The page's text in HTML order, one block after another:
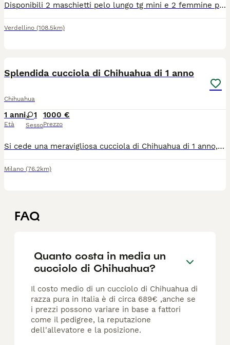
Disponibili 2 maschietti pelo lungo tg mini e 2 femmine pelo lungo tg toy verranno consegnati completi di ciclo vermifugo trattamento antiparassitario vaccino microchip certificato medico libretto sanitario iscrizione anagrafe canina passaggio di proprietà kit cucciolo genitori visibili abituati alla traversa e ben socializzati solo persone responsabili siamo in provincia di Bergamo solo contatti telefonici 3491350788
Verdellino (108.5km)
Splendida cucciola di Chihuahua di 1 anno
Chihuahua
1 anni
Età
1
Sesso
1000 €
Prezzo
Si cede una meravigliosa cucciola di Chihuahua di 1 anno, l'età ideale per chi desidera un cagnolino già autonomo ma ancora giovanissimo, vivace e pronto a legarsi profondamente a una nuova figura di riferimento. Questa piccola è un vero concentrato di dolcezza e simpatia: ha un carattere splendido, molto affettuoso e socievole, adora la compagnia e si adatta perfettamente alla vita in appartamento, rivelandosi la compagna di vita ideale. La cucciola è in ottima salute, regolarmente microchippata, vaccinata e completa di tutti i documenti sanitari in regola. Ci teniamo a specificare che, date le sue dimensioni particolarmente ridotte, non è assolutamente una cagnolina adatta alla riproduzione. Per questo motivo, non verrà presa in considerazione alcuna richiesta da parte di allevatori: la piccola non è una fattrice. La vendita è rivolta esclusivamente a famiglie amorevoli che desiderino accoglierla come un vero membro della casa e che siano pronte a prendersene cura con la massima responsabilità e il rispetto che merita. Per ulteriori informazioni, dettagli sul prezzo o per conoscerla di persona, potete contattarmi in privato.
Milano (76.2km)
FAQ
Quanto costa in media un
cucciolo di Chihuahua?
Il costo medio di un cucciolo di Chihuahua di
razza pura in Italia è di circa 689€ ,anche se
i prezzi possono variare in base a fattori
come il pedigree, la reputazione
dell'allevatore e la posizione.